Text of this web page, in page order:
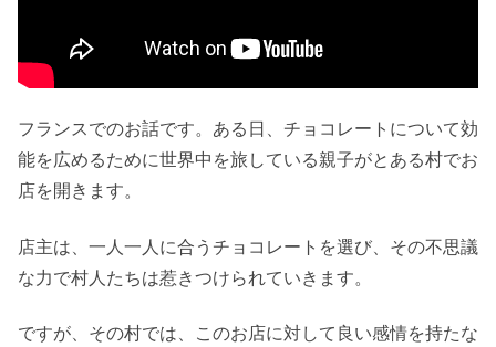
フランスでのお話です。ある日、チョコレートについて効
能を広めるために世界中を旅している親子がとある村でお
店を開きます。
店主は、一人一人に合うチョコレートを選び、その不思議
な力で村人たちは惹きつけられていきます。
ですが、その村では、このお店に対して良い感情を持たな